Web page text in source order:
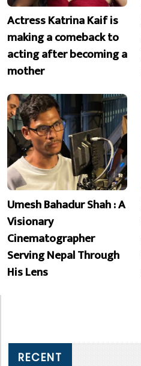
Actress Katrina Kaif is
making a comeback to
acting after becoming a
mother
Umesh Bahadur Shah : A
Visionary
Cinematographer
Serving Nepal Through
His Lens
RECENT